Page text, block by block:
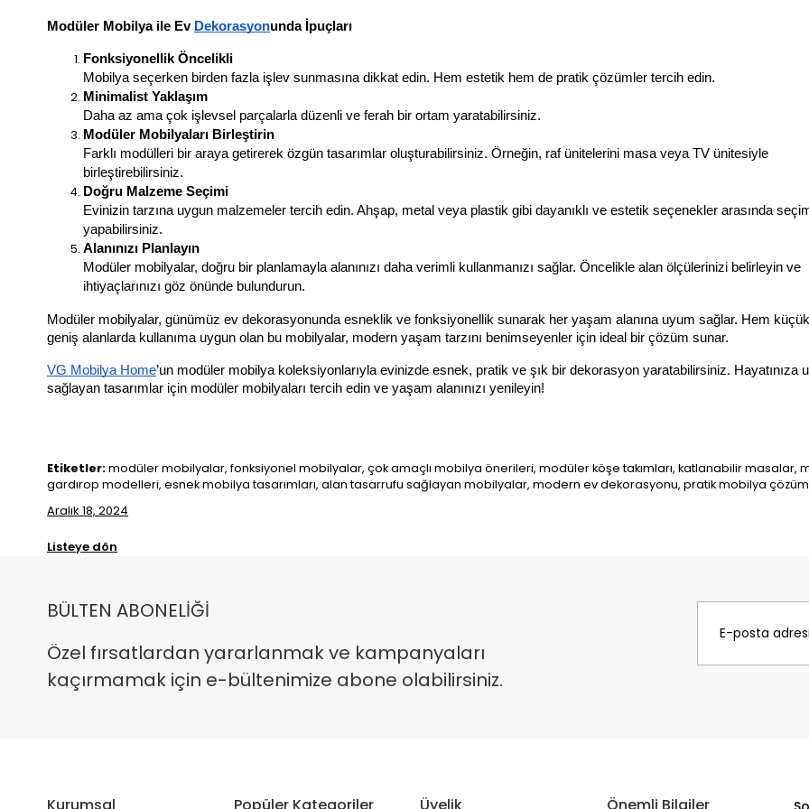
Modüler Mobilya ile Ev Dekorasyonunda İpuçları
Fonksiyonellik Öncelikli
Mobilya seçerken birden fazla işlev sunmasına dikkat edin. Hem estetik hem de pratik çözümler tercih edin.
Minimalist Yaklaşım
Daha az ama çok işlevsel parçalarla düzenli ve ferah bir ortam yaratabilirsiniz.
Modüler Mobilyaları Birleştirin
Farklı modülleri bir araya getirerek özgün tasarımlar oluşturabilirsiniz. Örneğin, raf ünitelerini masa veya TV ünitesiyle
birleştirebilirsiniz.
Doğru Malzeme Seçimi
Evinizin tarzına uygun malzemeler tercih edin. Ahşap, metal veya plastik gibi dayanıklı ve estetik seçenekler arasında
yapabilirsiniz.
Alanınızı Planlayın
Modüler mobilyalar, doğru bir planlamayla alanınızı daha verimli kullanmanızı sağlar. Öncelikle alan ölçülerinizi belirleyin ve
ihtiyaçlarınızı göz önünde bulundurun.
Modüler mobilyalar, günümüz ev dekorasyonunda esneklik ve fonksiyonellik sunarak her yaşam alanına uyum sağlar. Hem
geniş alanlarda kullanıma uygun olan bu mobilyalar, modern yaşam tarzını benimseyenler için ideal bir çözüm sunar.
VG Mobilya Home’un modüler mobilya koleksiyonlarıyla evinizde esnek, pratik ve şık bir dekorasyon yaratabilirsiniz. Hayatınıza
sağlayan tasarımlar için modüler mobilyaları tercih edin ve yaşam alanınızı yenileyin!
Etiketler:modüler mobilyalar, fonksiyonel mobilyalar, çok amaçlı mobilya önerileri, modüler köşe takımları, katlanabilir masalar,
gardırop modelleri, esnek mobilya tasarımları, alan tasarrufu sağlayan mobilyalar, modern ev dekorasyonu, pratik mobilya
Aralık 18, 2024
Listeye dön
BÜLTEN ABONELİĞİ
Özel fırsatlardan yararlanmak ve kampanyaları
kaçırmamak için e-bültenimize abone olabilirsiniz.